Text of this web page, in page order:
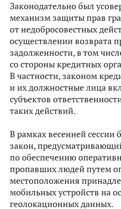
Законодательно был
механизм защиты прав
от недобросовестных
осуществлении возврата
задолженности, в том
со стороны кредитных
В частности, законом
и их должностные лица
субъектов
таких действий.
В рамках весенней сессии
закон,
по обеспечению
пропавших людей путем
местоположения
мобильных устройств на
геолокационных данных.